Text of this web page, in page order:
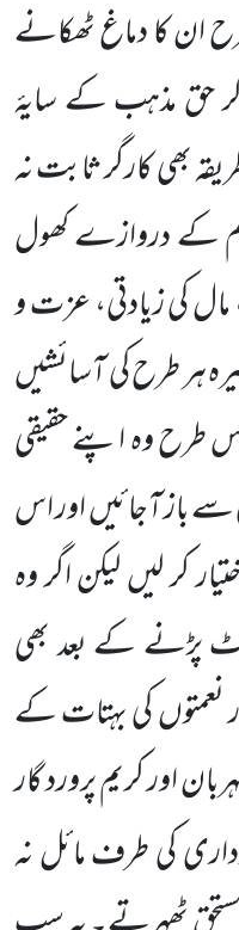
ان کا دماغ ٹھکانے
حق مذہب کے سایۂ
بھی کارگر ثابت نہ
کے دروازے کھول
کی زیادتی، عزت و
ہر طرح کی آسائشیں
طرح وہ اپنے حقیقی
سے باز آجائیں اور اس
کر لیں لیکن اگر وہ
پڑنے کے بعد بھی
کی بہتات کے
اور کریم پرورد گار
کی طرف مائل نہ